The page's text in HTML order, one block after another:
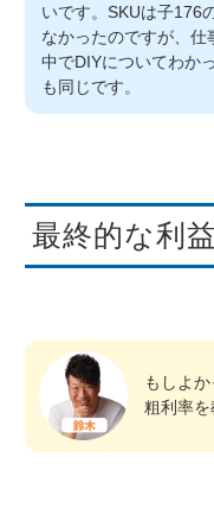
いです。SKUは子176
なかったのですが、仕
中でDIYについてわか
も同じです。
最終的な利
もしよ
粗利率を